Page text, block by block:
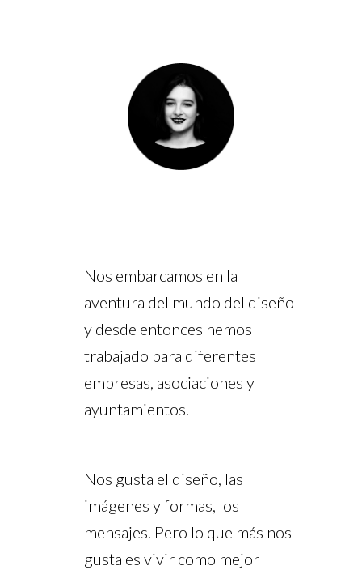
Me preocupa mi huerta, ha
de ser tan elegante como un
jardín. Soy constante con mi
regadera, pero lo que más
me gusta son mis tijeras de
Nos embarcamos en la
aventura del mundo del diseño
y desde entonces hemos
trabajado para diferentes
empresas, asociaciones y
ayuntamientos.
Nos gusta el diseño, las
imágenes y formas, los
mensajes. Pero lo que más nos
gusta es vivir como mejor